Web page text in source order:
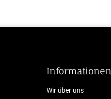
Informationen
Wir über uns